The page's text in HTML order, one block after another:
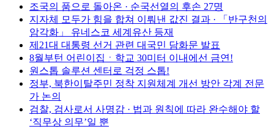
조국의 품으로 돌아온 · 순국선열의 후손 27명
지자체 모두가 힘을 합쳐 이뤄낸 값진 결과 · 「반구천의
암각화」 유네스코 세계유산 등재
제21대 대통령 선거 관련 대국민 담화문 발표
8월부턴 어린이집ㆍ학교 30미터 이내에선 금연!
원스톱 솔루션 센터로 걱정 스톱!
정부, 북한이탈주민 정착 지원체계 개선 방안 각계 전문
가 논의
검찰, 검사로서 사명감 · 법과 원칙에 따라 완수해야 할
‘직무상 의무’일 뿐